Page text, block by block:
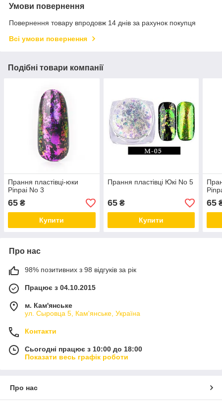
Умови повернення
Повернення товару впродовж 14 днів за рахунок покупця
Всі умови повернення
Подібні товари компанії
Прання пластівці-юки
Pinpai No 3
65 ₴
Купити
Прання пластівці Юкі No 5
65₴
Купити
65
Про нас
98% позитивних з 98 відгуків за рік
Працює з 04.10.2015
м. Кам'янське
ул. Сыровца 5, Кам'янське, Україна
Контакти
Сьогодні працює з 10:00 до 18:00
Показати весь графік роботи
Про нас